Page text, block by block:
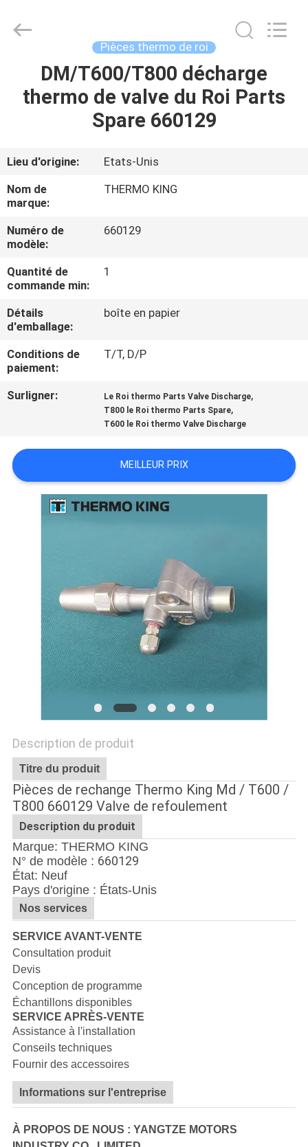
PRODUITS
À
PROPOS
DE
NOUS
VISITE
DE
L'USINE
LA
QUALITÉ
NOUVELLES
AFFAIRES
SITE
POLITIQUE
DE
CONFIDENTIALITÉ
MOTORS
INDUSTRY
Pièces thermo de roi
DM/T600/T800 décharge
thermo de valve du Roi Parts
Spare 660129
Lieu d'origine:
Etats-Unis
Nom de
marque:
THERMO KING
Numéro de
modèle:
660129
Quantité de
commande min:
1
Détails
d'emballage:
boîte en papier
Conditions de
paiement:
T/T, D/P
Surligner: Le Roi thermo Parts Valve Discharge,
T800 le Roi thermo Parts Spare,
T600 le Roi thermo Valve Discharge
MEILLEUR PRIX
Description de produit
Titre du produit
Pièces de rechange Thermo King Md / T600 /
T800 660129 Valve de refoulement
Description du produit
Marque: THERMO KING
N° de modèle : 660129
État: Neuf
Pays d'origine : États-Unis
Nos services
SERVICE AVANT-VENTE
Consultation produit
Devis
Conception de programme
Échantillons disponibles
SERVICE APRÈS-VENTE
Assistance à l'installation
Conseils techniques
Fournir des accessoires
Informations sur l'entreprise
À PROPOS DE NOUS : YANGTZE MOTORS